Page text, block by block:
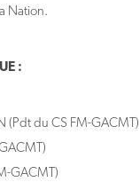
Nation.
:
(Pdt du CS FM-GACMT)
GACMT)